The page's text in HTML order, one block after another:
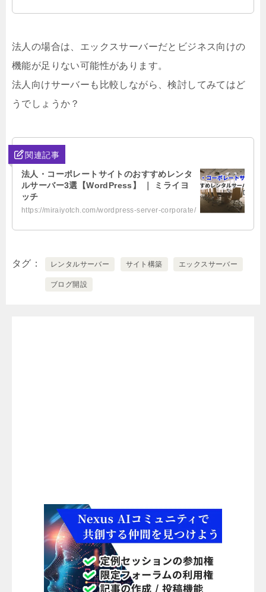
法人の場合は、エックスサーバーだとビジネス向けの
機能が足りない可能性があります。
法人向けサーバーも比較しながら、検討してみてはど
うでしょうか？
関連記事
法人・コーポレートサイトのおすすめレンタ
ルサーバー3選【WordPress】 ｜ ミライヨ
ッチ
https://miraiyotch.com/wordpress-server-corporate/
タグ レンタルサーバー サイト構築 エックスサーバー
ブログ開設